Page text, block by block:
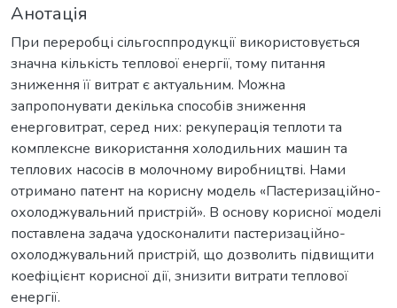
Анотація
При переробці сільгосппродукції використовується
значна кількість теплової енергії, тому питання
зниження її витрат є актуальним. Можна
запропонувати декілька способів зниження
енерговитрат, серед них: рекуперація теплоти та
комплексне використання холодильних машин та
теплових насосів в молочному виробництві. Нами
отримано патент на корисну модель «Пастеризаційно-
охолоджувальний пристрій». В основу корисної моделі
поставлена задача удосконалити пастеризаційно-
охолоджувальний пристрій, що дозволить підвищити
коефіцієнт корисної дії, знизити витрати теплової
енергії.